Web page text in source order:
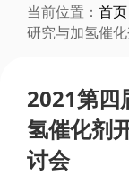
当前位置： 首页
研究与加氢催
2021第四
氢催化剂
讨会